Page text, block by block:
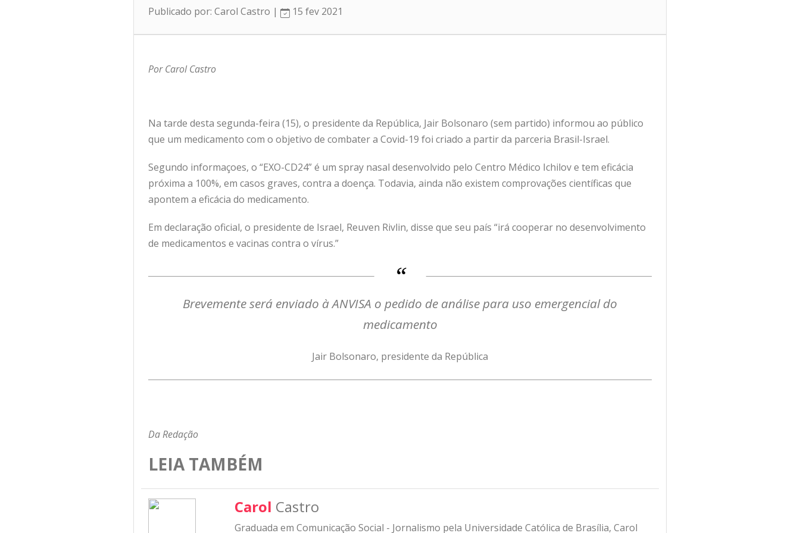
Publicado por: Carol Castro | 15 fev 2021
Por Carol Castro
Na tarde desta segunda-feira (15), o presidente da República, Jair Bolsonaro (sem partido) informou ao público
que um medicamento com o objetivo de combater a Covid-19 foi criado a partir da parceria Brasil-Israel.
Segundo informaçoes, o “EXO-CD24” é um spray nasal desenvolvido pelo Centro Médico Ichilov e tem eficácia
próxima a 100%, em casos graves, contra a doença. Todavia, ainda não existem comprovações científicas que
apontem a eficácia do medicamento.
Em declaração oficial, o presidente de Israel, Reuven Rivlin, disse que seu país “irá cooperar no desenvolvimento
de medicamentos e vacinas contra o vírus.”
Brevemente será enviado à ANVISA o pedido de análise para uso emergencial do
medicamento
Jair Bolsonaro, presidente da República
Da Redação
LEIA TAMBÉM
Carol Castro
Graduada em Comunicação Social - Jornalismo pela Universidade Católica de Brasília, Carol